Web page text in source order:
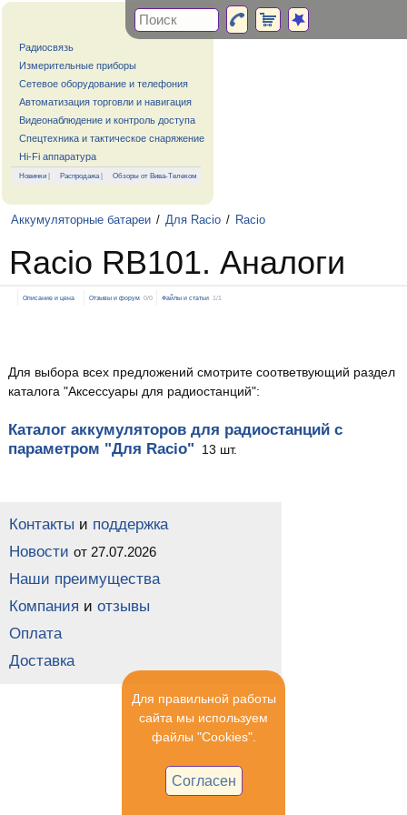
Радиосвязь
Измерительные приборы
Сетевое оборудование и телефония
Автоматизация торговли и навигация
Видеонаблюдение и контроль доступа
Спецтехника и тактическое снаряжение
Hi-Fi аппаратура
Новинки | Распродажа| Обзоры от Вива-Телеком
Аккумуляторные батареи / Для Racio / Racio
Racio RB101. Аналоги
Описание и цена Отзывы и форум 0/0 Файлы и статьи 1/1
Для выбора всех предложений смотрите соответвующий раздел
каталога "Аксессуары для радиостанций":
Каталог аккумуляторов для радиостанций с
параметром "Для Racio" 13 шт.
Контакты и поддержка
Новости от 27.07.2026
Наши преимущества
Компания и отзывы
Оплата
Доставка
Для правильной работы
сайта мы используем
файлы "Cookies".
Согласен